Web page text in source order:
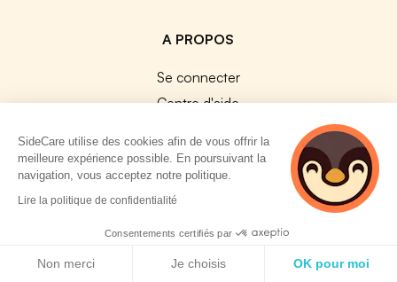
A PROPOS
Se connecter
Centre d'aide
Notre équipe
Témoignages
Travailler chez SideCare
Mentions légales
CGU & RGPD
SideCare utilise des cookies afin de vous offrir la
meilleure expérience possible. En poursuivant la
navigation, vous acceptez notre politique.
Lire la politique de confidentialité
Consentements certifiés par
Non merci Je choisis OK pour moi
2 personnes
consultent
actuellement cette